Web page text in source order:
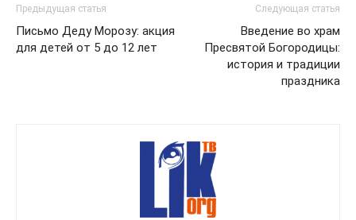
Предыдущая статья
Письмо Деду Морозу: акция
для детей от 5 до 12 лет
Следующая статья
Введение во храм
Пресвятой Богородицы:
история и традиции
праздника